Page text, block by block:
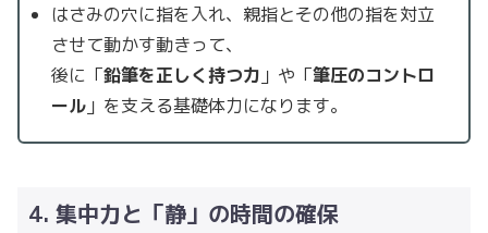
はさみの穴に指を入れ、親指とその他の指を対立
させて動かす動きって、
後に「鉛筆を正しく持つ力 」や「筆圧のコントロ
ール 」を支える基礎体力になります。
4. 集中力と「静」の時間の確保